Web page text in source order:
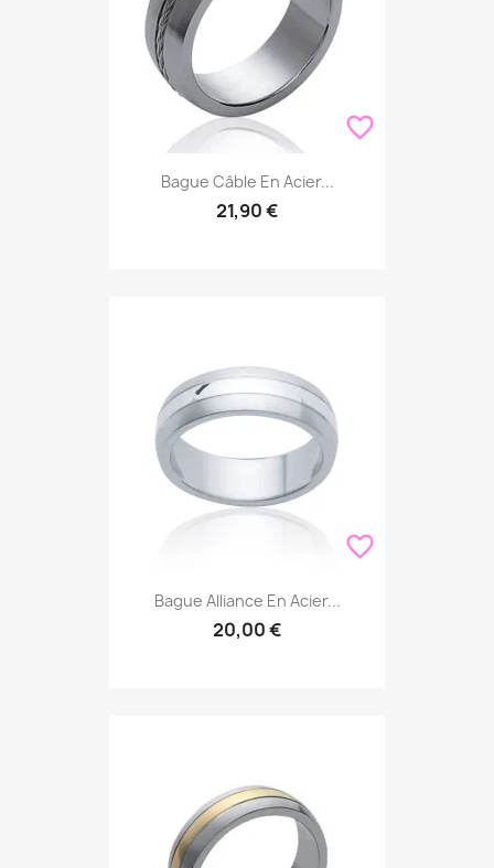
favorite_border
Bague Câble En Acier...
21,90 €
favorite_border
Bague Alliance En Acier...
20,00 €